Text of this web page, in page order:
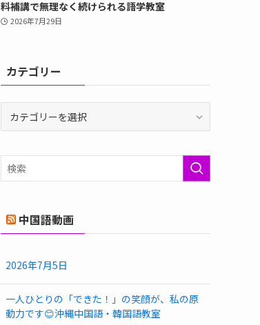
料補講で無理なく続けられる語学教室
2026年7月29日
カテゴリー
リ
ー
中国語動画
2026年7月5日
一人ひとりの「できた！」の笑顔が、私の原
動力です😊沖縄中国語・韓国語教室